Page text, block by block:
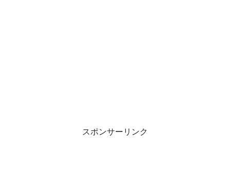
スポンサーリンク